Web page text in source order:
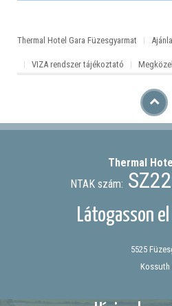
Thermal Hotel Gara Füzesgyarmat
VIZA rendszer tájékoztató
Thermal
NTAK szám:
Látogasson
5525
Kossuth